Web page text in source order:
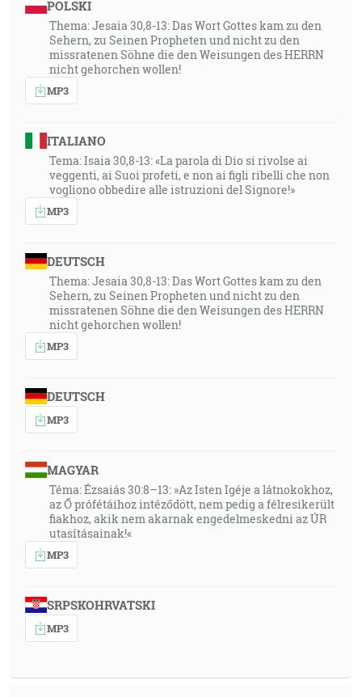
POLSKI
Thema: Jesaia 30,8-13: Das Wort Gottes kam zu den
Sehern, zu Seinen Propheten und nicht zu den
missratenen Söhne die den Weisungen des HERRN
nicht gehorchen wollen!
MP3
ITALIANO
Tema: Isaia 30,8-13: «La parola di Dio si rivolse ai
veggenti, ai Suoi profeti, e non ai figli ribelli che non
vogliono obbedire alle istruzioni del Signore!»
MP3
DEUTSCH
Thema: Jesaia 30,8-13: Das Wort Gottes kam zu den
Sehern, zu Seinen Propheten und nicht zu den
missratenen Söhne die den Weisungen des HERRN
nicht gehorchen wollen!
MP3
DEUTSCH
MP3
MAGYAR
Téma: Ézsaiás 30:8–13: »Az Isten Igéje a látnokokhoz,
az Ő prófétáihoz intéződött, nem pedig a félresikerült
fiakhoz, akik nem akarnak engedelmeskedni az ÚR
utasításainak!«
MP3
SRPSKOHRVATSKI
MP3